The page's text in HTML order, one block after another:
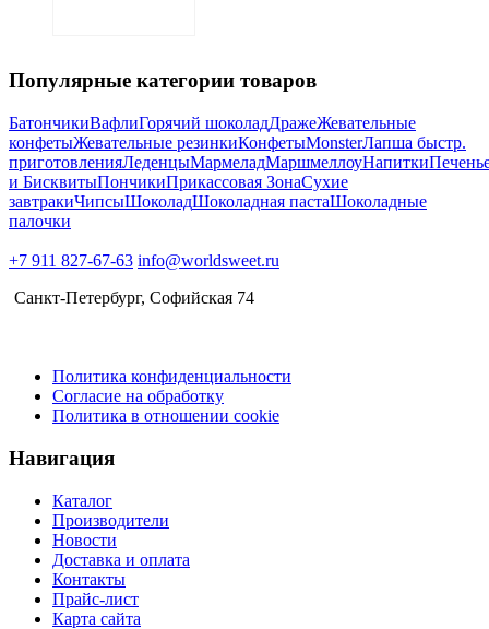
Популярные категории товаров
БатончикиВафлиГорячий шоколадДражеЖевательные
конфетыЖевательные резинкиКонфетыMonsterЛапша быстр.
приготовленияЛеденцыМармеладМаршмеллоуНапитки
и БисквитыПончикиПрикассовая ЗонаСухие
завтракиЧипсыШоколадШоколадная пастаШоколадные
палочки
+7 911 827-67-63 info@worldsweet.ru
Санкт-Петербург​, Софийская 74
Политика конфиденциальности
Согласие на обработку
Политика в отношении cookie
Навигация
Каталог
Производители
Новости
Доставка и оплата
Контакты
Прайс-лист
Карта сайта